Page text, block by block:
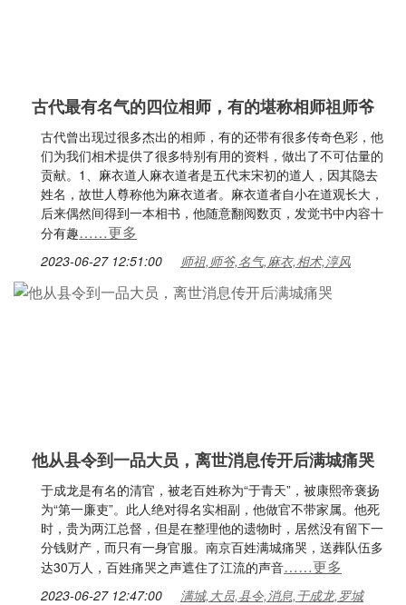
古代最有名气的四位相师，有的堪称相师祖师爷
古代曾出现过很多杰出的相师，有的还带有很多传奇色彩，他
们为我们相术提供了很多特别有用的资料，做出了不可估量的
贡献。1、麻衣道人麻衣道者是五代末宋初的道人，因其隐去
姓名，故世人尊称他为麻衣道者。麻衣道者自小在道观长大，
后来偶然间得到一本相书，他随意翻阅数页，发觉书中内容十
分有趣……更多
2023-06-27 12:51:00 师祖,师爷,名气,麻衣,相术,淳风
他从县令到一品大员，离世消息传开后满城痛哭
于成龙是有名的清官，被老百姓称为“于青天”，被康熙帝褒扬
为“第一廉吏”。此人绝对得名实相副，他做官不带家属。他死
时，贵为两江总督，但是在整理他的遗物时，居然没有留下一
分钱财产，而只有一身官服。南京百姓满城痛哭，送葬队伍多
达30万人，百姓痛哭之声遮住了江流的声音……更多
2023-06-27 12:47:00 满城,大员,县令,消息,于成龙,罗城